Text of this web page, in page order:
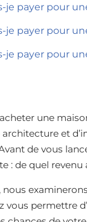
je payer pour
je payer pour
je payer pour
une
et
de vous
: de quel
nous
vous permettre